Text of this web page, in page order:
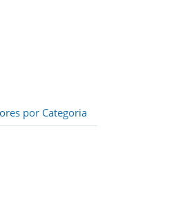
por Categoria